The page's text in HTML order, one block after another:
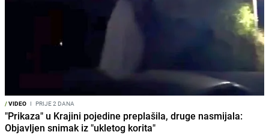
/VIDEO I PRIJE 2 DANA
"Prikaza" u Krajini pojedine preplašila, druge nasmijala:
Objavljen snimak iz "ukletog korita"